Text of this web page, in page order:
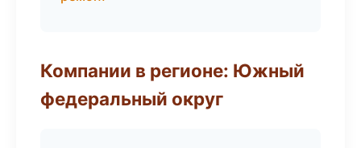
Компании в регионе: Южный
федеральный округ